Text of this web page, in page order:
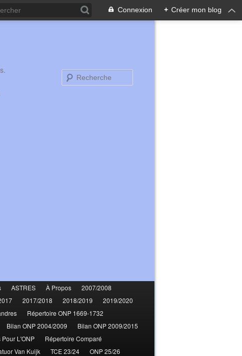
Connexion + Créer mon blog
ASTRES À Propos
2007/2008
2017/2018 2018/2019
2019/2020
Répertoire ONP 1669-1732
Bilan ONP 2004/2009
Bilan ONP 2009/2015
L'ONP
Répertoire Comparé
Van Kuijk TCE 23/24
ONP 25/26